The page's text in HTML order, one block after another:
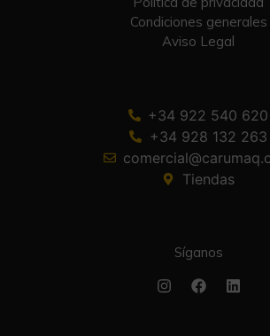
Condiciones generales
Aviso Legal
+34 922 540 620
+34 928 132 263
Tiendas
Síganos